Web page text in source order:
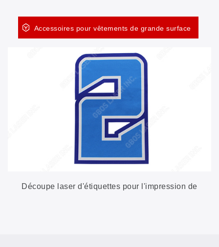
Accessoires pour vêtements de grande surface
Découpe laser d'étiquettes pour l'impression de